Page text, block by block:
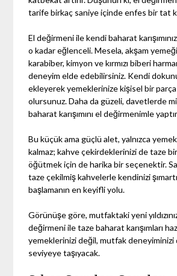
tarife birkaç saniye içinde enfes bir tat
El değirmeni ile kendi baharat
o kadar eğlenceli. Mesela, akşam
karabiber, kimyon ve kırmızı biberi
deneyim elde edebilirsiniz. Kendi
ekleyerek yemeklerinize kişisel bir parça
olursunuz. Daha da güzeli, davetlerde
baharat karışımını el değirmenimle
Bu küçük ama güçlü alet, yalnızca
kalmaz; kahve çekirdeklerinizi de taze
öğütmek için de harika bir seçenektir.
taze çekilmiş kahvelerle kendinizi
başlamanın en keyifli yolu.
Görünüşe göre, mutfaktaki yeni
değirmeni ile taze baharat karışımları
yemeklerinizi değil, mutfak deneyiminizi
seviyeye taşıyacak.